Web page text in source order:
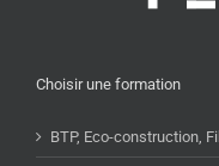
Choisir une formation
BTP, Eco-construction,